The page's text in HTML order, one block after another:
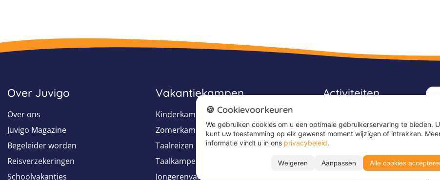
Over Juvigo
Over ons
Juvigo Magazine
Begeleider worden
Reisverzekeringen
Schoolvakanties
Vakantiekampen
Kinderkampen
Zomerkampen
Taalreizen
Taalkampen
Jongerenvakanties
Activiteiten
Game kampen
Ponykampen
Sportkampen
🍪 Cookievoorkeuren
We gebruiken cookies om u een optimale gebruikerservaring te bieden. U
kunt uw toestemming op elk gewenst moment wijzigen of intrekken.
informatie vindt u in ons privacybeleid.
Weigeren Aanpassen Alle cookies